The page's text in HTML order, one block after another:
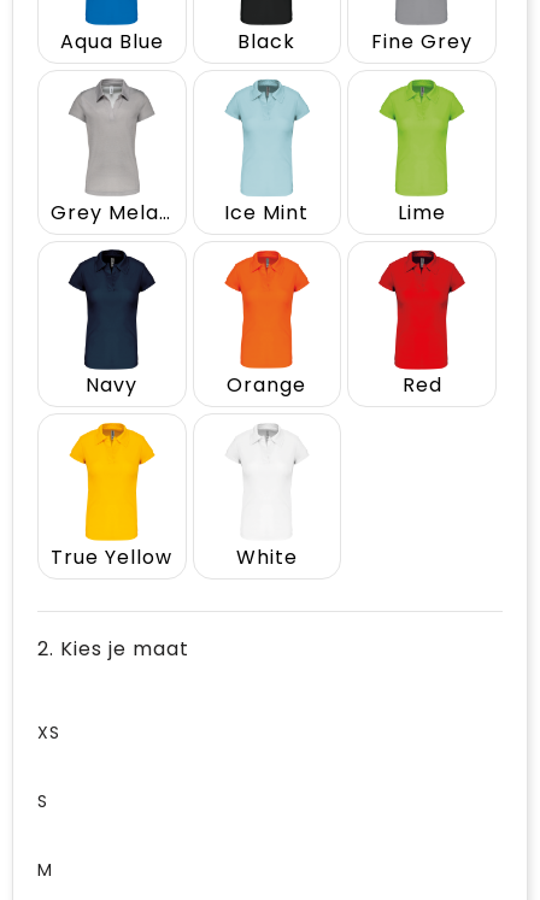
Aqua Blue Black Fine Grey
Grey Melange Ice Mint Lime
Navy Orange Red
True Yellow White
2. Kies je maat
XS
S
M